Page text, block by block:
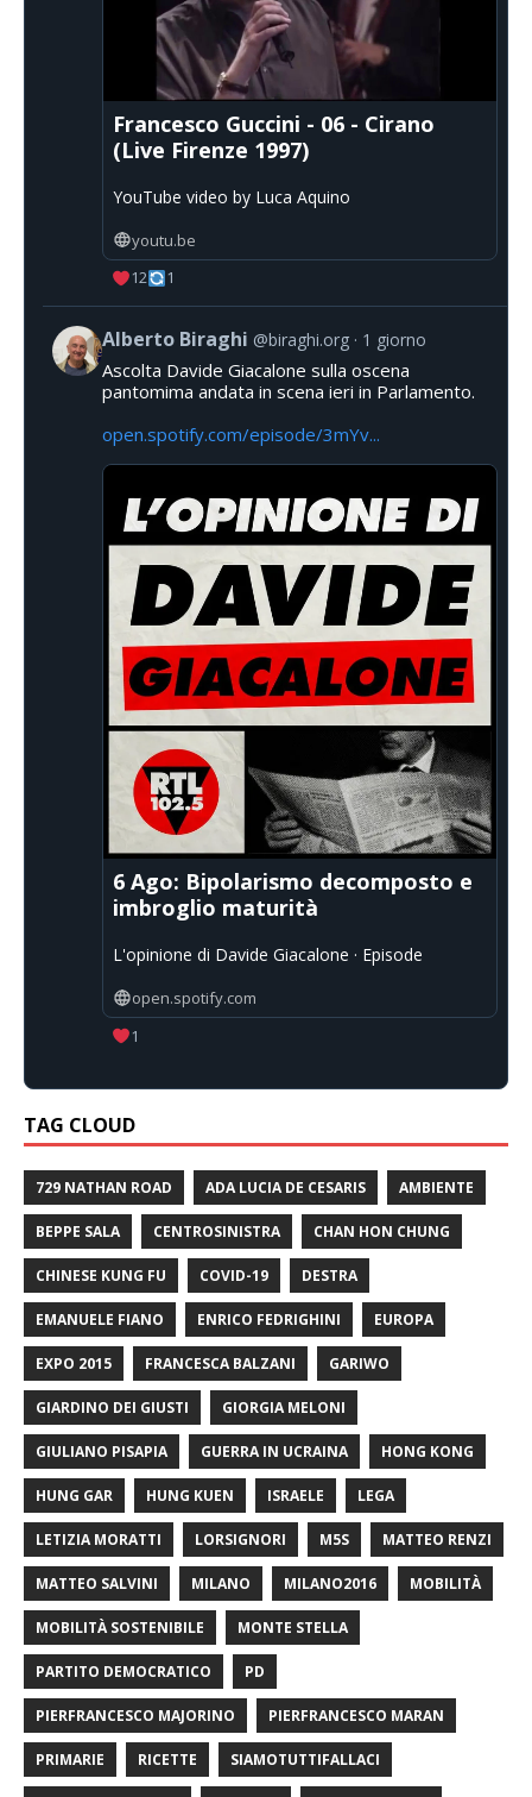
Francesco Guccini - 06 - Cirano
(Live Firenze 1997)
YouTube video by Luca Aquino
youtu.be
12
1
Alberto Biraghi @biraghi.org 1 giorno
Ascolta Davide Giacalone sulla oscena
pantomima andata in scena ieri in Parlamento.
open.spotify.com/episode/3mYv...
6 Ago: Bipolarismo decomposto e
imbroglio maturità
L'opinione di Davide Giacalone · Episode
open.spotify.com
1
TAG CLOUD
729 NATHAN ROAD ADA LUCIA DE CESARIS AMBIENTE
BEPPE SALA CENTROSINISTRA CHAN HON CHUNG
CHINESE KUNG FU COVID-19 DESTRA
EMANUELE FIANO ENRICO FEDRIGHINI EUROPA
EXPO 2015 FRANCESCA BALZANI GARIWO
GIARDINO DEI GIUSTI GIORGIA MELONI
GIULIANO PISAPIA GUERRA IN UCRAINA HONG KONG
HUNG GAR HUNG KUEN ISRAELE LEGA
LETIZIA MORATTI LORSIGNORI M5S MATTEO RENZI
MATTEO SALVINI MILANO MILANO2016 MOBILITÀ
MOBILITÀ SOSTENIBILE MONTE STELLA
PARTITO DEMOCRATICO PD
PIERFRANCESCO MAJORINO PIERFRANCESCO MARAN
PRIMARIE RICETTE SIAMOTUTTIFALLACI